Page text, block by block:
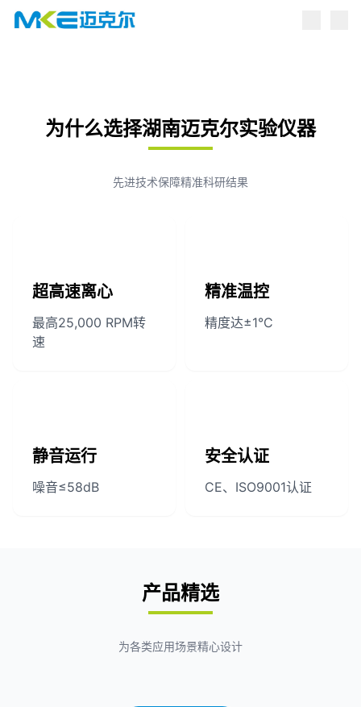
为什么选择湖南迈克尔实验仪器
先进技术保障精准科研结果
超高速离心
最高25,000 RPM转
速
精准温控
精度达±1°C
静音运行
噪音≤58dB
安全认证
CE、ISO9001认证
产品精选
为各类应用场景精心设计